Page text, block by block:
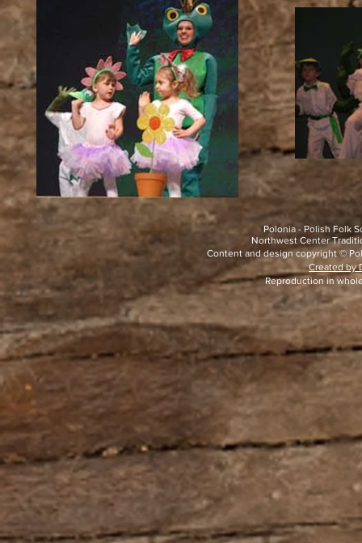
Polonia - Polish Folk
Northwest Center
Content and design copyright ©
Created by
Reproduction in